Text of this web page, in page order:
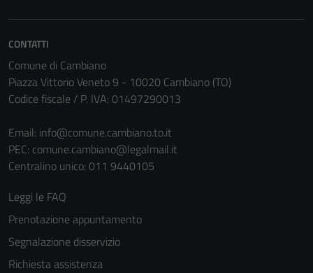
CONTATTI
Comune di Cambiano
Piazza Vittorio Veneto 9 - 10020 Cambiano (TO)
Codice fiscale / P. IVA: 01497290013
Email: info@comune.cambiano.to.it
PEC: comune.cambiano@legalmail.it
Centralino unico: 011 9440105
Leggi le FAQ
Prenotazione appuntamento
Segnalazione disservizio
Richiesta assistenza